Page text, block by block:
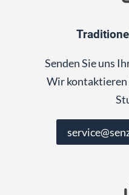
Senden Sie uns
Wir kontaktieren